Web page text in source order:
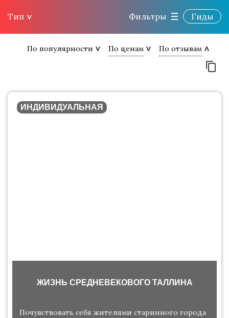
Тип Фильтры Гиды
По популярности По ценам По отзывам
ИНДИВИДУАЛЬНАЯ
ЖИЗНЬ СРЕДНЕВЕКОВОГО ТАЛЛИНА
Почувствовать себя жителями старинного города